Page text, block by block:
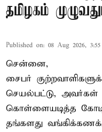
தமிழகம்
Published on: 08 Aug 2026,
சென்னை,
சைபர்
செயல்பட்டு, அவர்கள்
கொள்ளையடித்த
தங்களது